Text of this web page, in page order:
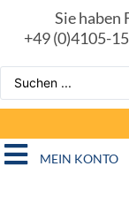
Sie haben
+49 (0)4105-
MEIN KONTO